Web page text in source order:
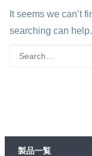
お問い合わせ
It seems we can’t
searching can help.
製品一覧